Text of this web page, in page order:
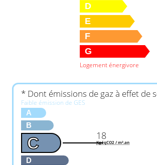
D
E
F
G
Logement énergivore
* Dont émissions de gaz à effet de
Faible émission de GES
A
B
C
D
18
KgéqCO2 / m².an